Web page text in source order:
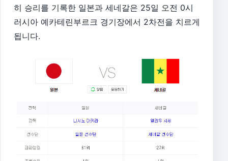
히 승리를 기록한 일본과 세네갈은 25일 오전 0시
러시아 예카테린부르크 경기장에서 2차전을 치르게
됩니다.